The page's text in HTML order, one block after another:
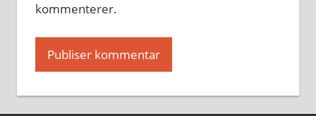
kommenterer.